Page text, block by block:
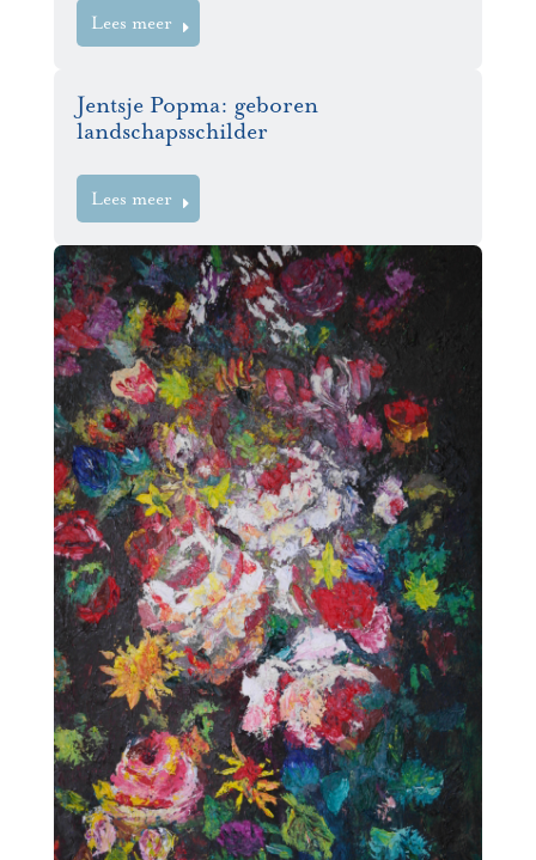
Lees meer
Jentsje Popma: geboren
landschapsschilder
Lees meer